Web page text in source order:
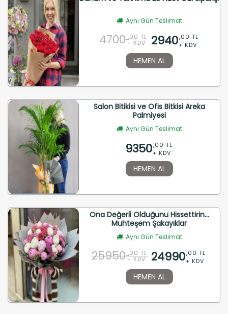
Aynı Gün Teslimat
4700 ,00 TL
+ KDV 2940,00 TL
+ KDV
HEMEN AL
Salon Bitikisi ve Ofis Bitkisi Areka
Palmiyesi
Aynı Gün Teslimat
9350,00 TL
+ KDV
HEMEN AL
Ona Değerli Olduğunu Hissettirin...
Muhteşem Şakayıklar
Aynı Gün Teslimat
25950 ,00 TL
+ KDV 24990,00 TL
+ KDV
HEMEN AL